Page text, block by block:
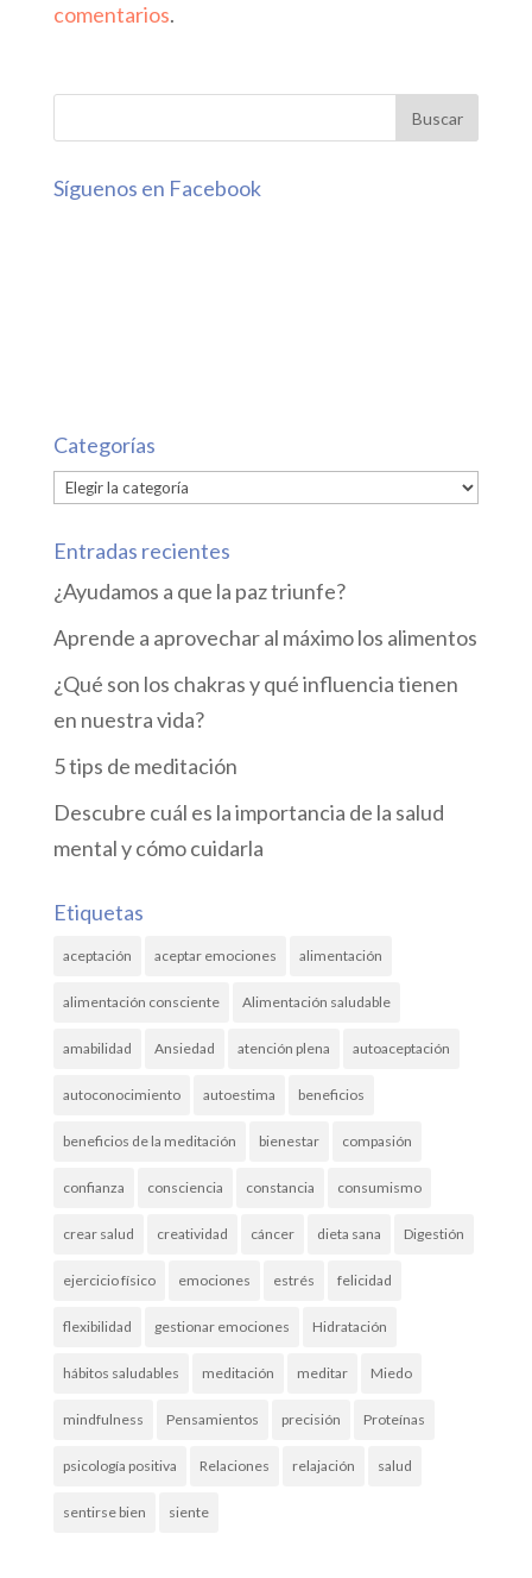
comentarios.
Síguenos en Facebook
Categorías
Categorías
Entradas recientes
¿Ayudamos a que la paz triunfe?
Aprende a aprovechar al máximo los alimentos
¿Qué son los chakras y qué influencia tienen
en nuestra vida?
5 tips de meditación
Descubre cuál es la importancia de la salud
mental y cómo cuidarla
Etiquetas
aceptación aceptar emociones alimentación
alimentación consciente Alimentación saludable
amabilidad Ansiedad atención plena autoaceptación
autoconocimiento autoestima beneficios
beneficios de la meditación bienestar compasión
confianza consciencia constancia consumismo
crear salud creatividad cáncer dieta sana Digestión
ejercicio físico emociones estrés felicidad
flexibilidad gestionar emociones Hidratación
hábitos saludables meditación meditar Miedo
mindfulness Pensamientos precisión Proteínas
psicología positiva Relaciones relajación salud
sentirse bien siente